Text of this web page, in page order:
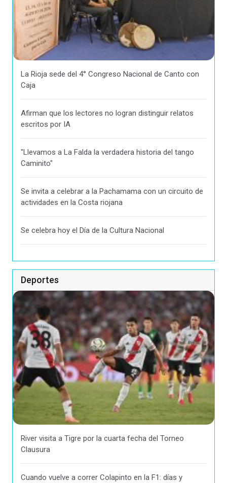
La Rioja sede del 4° Congreso Nacional de Canto con
Caja
Afirman que los lectores no logran distinguir relatos
escritos por IA
"Llevamos a La Falda la verdadera historia del tango
Caminito"
Se invita a celebrar a la Pachamama con un circuito de
actividades en la Costa riojana
Se celebra hoy el Día de la Cultura Nacional
Deportes
River visita a Tigre por la cuarta fecha del Torneo
Clausura
Cuando vuelve a correr Colapinto en la F1: días y